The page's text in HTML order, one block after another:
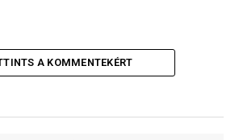
A KOMMENTEKÉRT